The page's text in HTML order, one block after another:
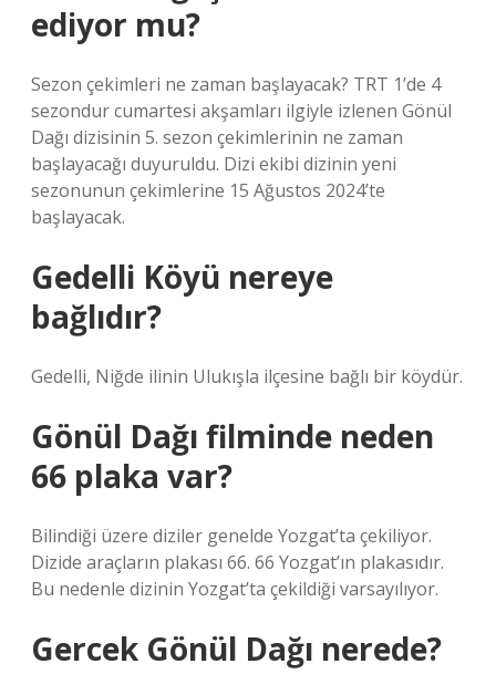
ediyor mu?
Sezon çekimleri ne zaman başlayacak? TRT 1’de 4
sezondur cumartesi akşamları ilgiyle izlenen Gönül
Dağı dizisinin 5. sezon çekimlerinin ne zaman
başlayacağı duyuruldu. Dizi ekibi dizinin yeni
sezonunun çekimlerine 15 Ağustos 2024’te
başlayacak.
Gedelli Köyü nereye
bağlıdır?
Gedelli, Niğde ilinin Ulukışla ilçesine bağlı bir köydür.
Gönül Dağı filminde neden
66 plaka var?
Bilindiği üzere diziler genelde Yozgat’ta çekiliyor.
Dizide araçların plakası 66. 66 Yozgat’ın plakasıdır.
Bu nedenle dizinin Yozgat’ta çekildiği varsayılıyor.
Gercek Gönül Dağı nerede?